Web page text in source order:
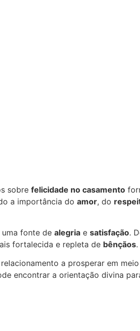
sobre felicidade no casamento
a importância do amor, do
uma fonte de alegria e satisfação.
fortalecida e repleta de bênçãos.
a prosperar em
encontrar a orientação divina